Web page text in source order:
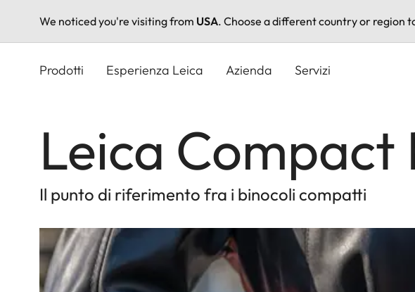
We noticed you're visiting from USA. Choose a different country or region
Prodotti Esperienza Leica Azienda Servizi
Leica Compact
Il punto di riferimento fra i binocoli compatti